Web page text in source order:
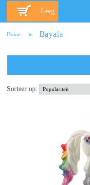
Leeg
Home Bayala
Sorteer op: